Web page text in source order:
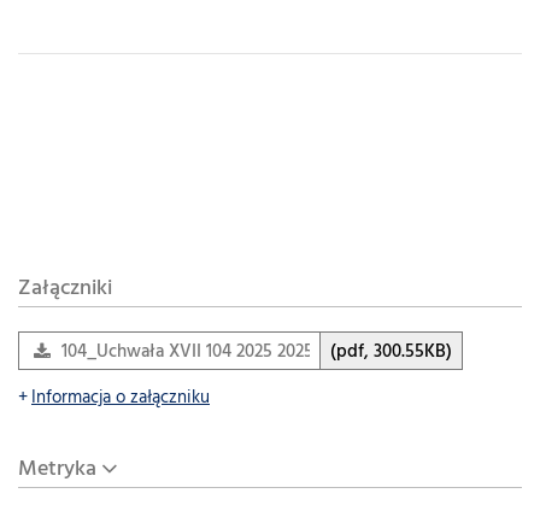
Załączniki
104_Uchwała XVII 104 2025 2025-12-11_opł_śmieci
(pdf, 300.55KB)
Informacja o załączniku
Metryka